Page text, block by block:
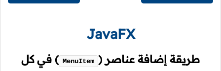
JavaFX
طريقة إضافة عناصر (
MenuItem
) في كل